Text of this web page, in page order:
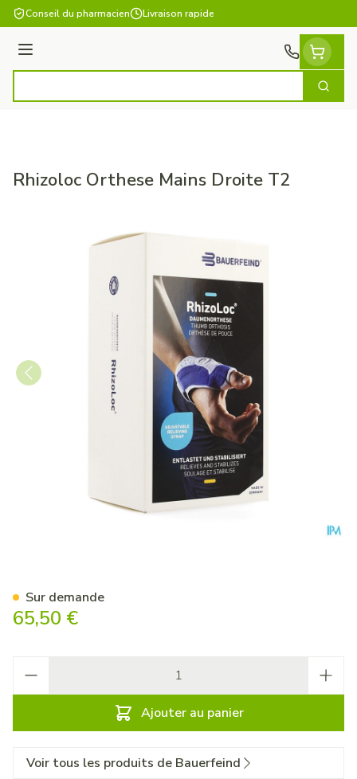
Aller au contenu
Conseil du pharmacien Livraison rapide
Menu
Rhizoloc Orthese Mains Droite T2
65,50 €
Ajouter au panier
Sur demande
Voir tous les produits de Bauerfeind